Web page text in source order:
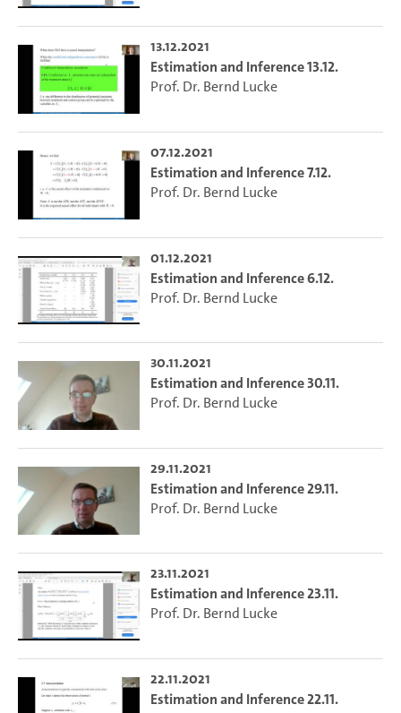
13.12.2021
Estimation and Inference 13.12.
Prof. Dr. Bernd Lucke
07.12.2021
Estimation and Inference 7.12.
Prof. Dr. Bernd Lucke
01.12.2021
Estimation and Inference 6.12.
Prof. Dr. Bernd Lucke
30.11.2021
Estimation and Inference 30.11.
Prof. Dr. Bernd Lucke
29.11.2021
Estimation and Inference 29.11.
Prof. Dr. Bernd Lucke
23.11.2021
Estimation and Inference 23.11.
Prof. Dr. Bernd Lucke
22.11.2021
Estimation and Inference 22.11.